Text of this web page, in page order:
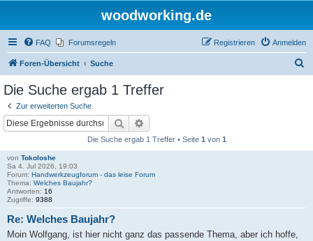
woodworking.de
FAQ Forumsregeln Anmelden
Registrieren
Foren-Übersicht Suche
Die Suche ergab 1 Treffer
Zur erweiterten Suche
Suche
Die Suche ergab 1 Treffer • Seite 1 von 1
von Tokoloshe
Sa 4. Jul 2026, 19:03
Forum: Handwerkzeugforum - das leise Forum
Thema: Welches Baujahr?
Antworten: 16
Zugriffe: 9388
Re: Welches Baujahr?
Moin Wolfgang, ist hier nicht ganz das passende Thema, aber ich hoffe,